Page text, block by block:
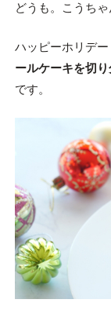
どうも。こうちゃ
ハッピーホリデ
ールケーキを切
です。